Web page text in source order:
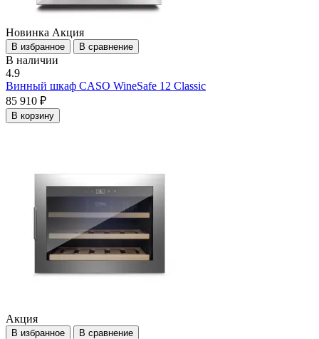
Новинка Акция
В избранное В сравнение
В наличии
4.9
Винный шкаф CASO WineSafe 12 Classic
85 910 ₽
В корзину
Акция
В избранное В сравнение